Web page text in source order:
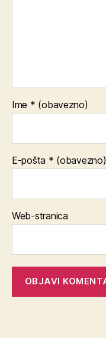
Ime * (obavezno)
E-pošta * (obavezno)
Web-stranica